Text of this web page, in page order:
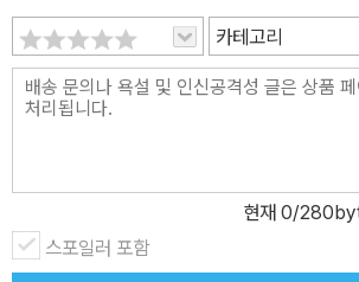
카테고리
현재 0/
스포일러 포함